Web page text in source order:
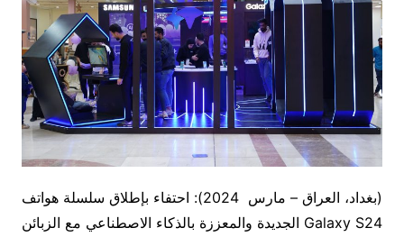
(بغداد، العراق – مارس 2024): احتفاء بإطلاق سلسلة هواتف
Galaxy S24 الجديدة والمعززة بالذكاء الاصطناعي مع الزبائن